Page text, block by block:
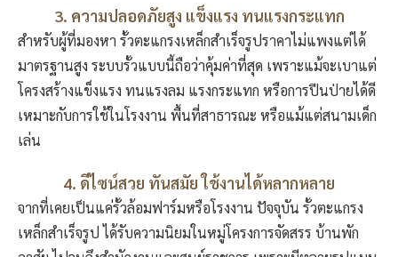
3. ความปลอดภัยสูง แข็งแรง ทนแรงกระแทก
สำหรับผู้ที่มองหา รั้วตะแกรงเหล็กสําเร็จรูปราคาไม่แพงแต่ได้
มาตรฐานสูง ระบบรั้วแบบนี้ถือว่าคุ้มค่าที่สุด เพราะแม้จะเบาแต่
โครงสร้างแข็งแรง ทนแรงลม แรงกระแทก หรือการปีนป่ายได้ดี
เหมาะกับการใช้ในโรงงาน พื้นที่สาธารณะ หรือแม้แต่สนามเด็ก
เล่น
4. ดีไซน์สวย ทันสมัย ใช้งานได้หลากหลาย
จากที่เคยเป็นแค่รั้วล้อมฟาร์มหรือโรงงาน ปัจจุบัน รั้วตะแกรง
เหล็กสำเร็จรูป ได้รับความนิยมในหมู่โครงการจัดสรร บ้านพัก